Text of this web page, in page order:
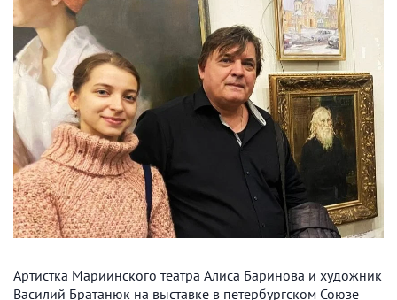
Артистка Мариинского театра Алиса Баринова и художник
Василий Братанюк на выставке в петербургском Союзе